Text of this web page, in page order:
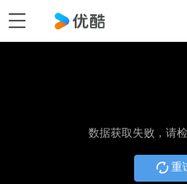
数据获取失败，请
重